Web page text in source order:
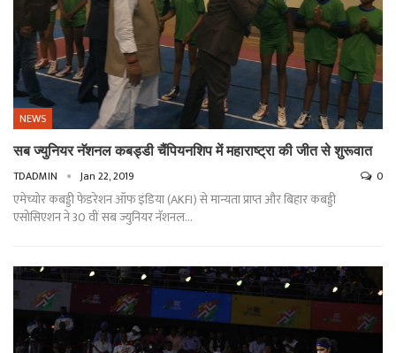
NEWS
सब ज्युनियर नॅशनल कबड्डी चैंपियनशिप में महाराष्ट्रा की जीत से शुरूवात
TDADMIN Jan 22, 2019 0
एमेच्योर कबड्डी फेडरेशन ऑफ इंडिया (AKFI) से मान्यता प्राप्त और बिहार कबड्डी
एसोसिएशन ने 30 वीं सब ज्युनियर नॅशनल…